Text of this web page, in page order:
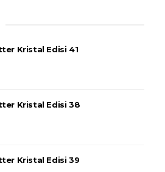
Kristal Edisi 41
Kristal Edisi 38
Kristal Edisi 39